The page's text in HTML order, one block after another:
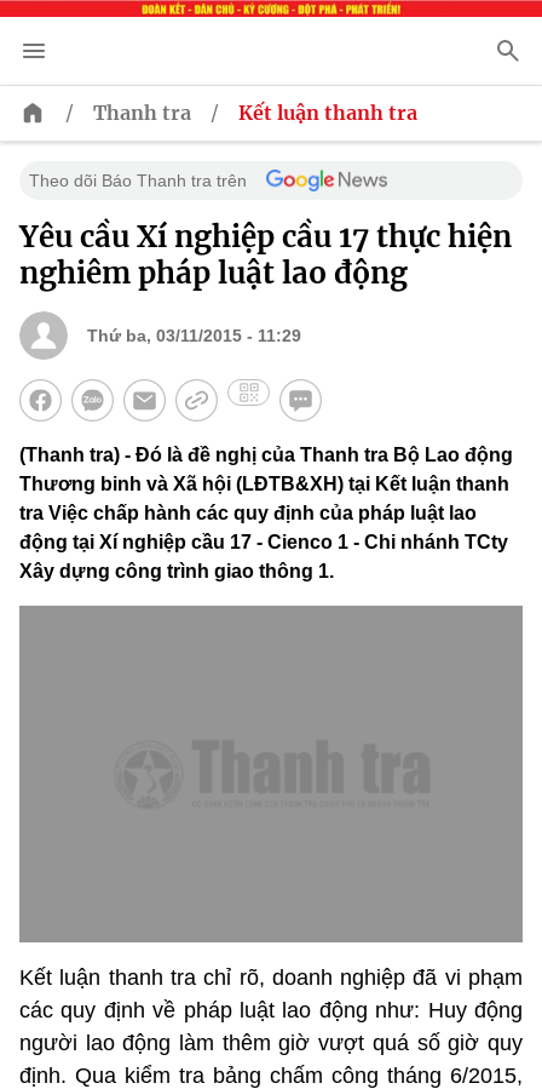
/ Thanh tra / Kết luận thanh tra
Theo dõi Báo Thanh tra trên
Yêu cầu Xí nghiệp cầu 17 thực hiện
nghiêm pháp luật lao động
Thứ ba, 03/11/2015 - 11:29
(Thanh tra) - Đó là đề nghị của Thanh tra Bộ Lao động
Thương binh và Xã hội (LĐTB&XH) tại Kết luận thanh
tra Việc chấp hành các quy định của pháp luật lao
động tại Xí nghiệp cầu 17 - Cienco 1 - Chi nhánh TCty
Xây dựng công trình giao thông 1.
Kết luận thanh tra chỉ rõ, doanh nghiệp đã vi phạm
các quy định về pháp luật lao động như: Huy động
người lao động làm thêm giờ vượt quá số giờ quy
định. Qua kiểm tra bảng chấm công tháng 6/2015,